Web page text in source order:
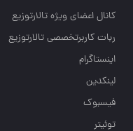
کانال اعضای ویژه تالارتوزیع
ربات کاربرتخصصی تالارتوزیع
اینستاگرام
لینکدین
فیسبوک
توئیتر